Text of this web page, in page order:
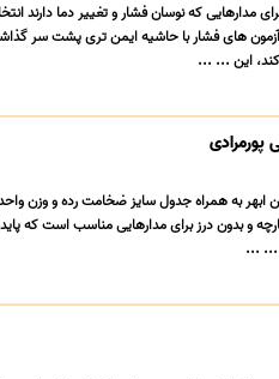
برای مدارهایی که نوسان فشار و تغییر دما
های فشار با حاشیه ایمن تری پشت سر
این ... ...
پورمرادی
به همراه جدول سایز ضخامت رده و وزن واحد
و بدون درز برای مدارهایی مناسب است که
... ...